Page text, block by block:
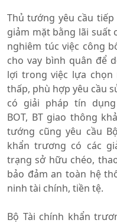
Thủ tướng yêu cầu
giảm mặt bằng lãi suất
nghiêm túc việc công
cho vay bình quân để
lợi trong việc lựa chọn
thấp, phù hợp yêu cầu
có giải pháp tín
BOT, BT giao thông
tướng cũng yêu cầu
khẩn trương có các
trạng sở hữu chéo,
bảo đảm an toàn hệ
ninh tài chính, tiền tệ.
Bộ Tài chính khẩn